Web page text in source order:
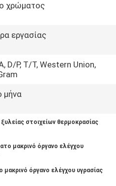
χρώματος
εργασίας
D/P, T/T, Western Union,
μήνα
στοιχείων θερμοκρασίας
μακρινό όργανο ελέγχου
μακρινό όργανο ελέγχου υγρασίας